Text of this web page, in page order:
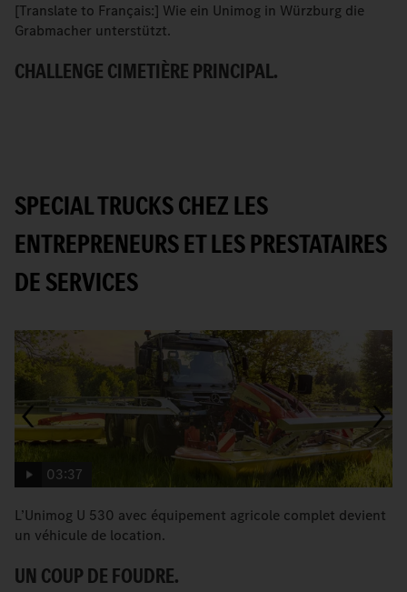
[Translate to Français:] Wie ein Unimog in Würzburg die
Grabmacher unterstützt.
CHALLENGE CIMETIÈRE PRINCIPAL.
SPECIAL TRUCKS CHEZ LES
ENTREPRENEURS ET LES PRESTATAIRES
DE SERVICES
03:37
L’Unimog U 530 avec équipement agricole complet devient
un véhicule de location.
UN COUP DE FOUDRE.